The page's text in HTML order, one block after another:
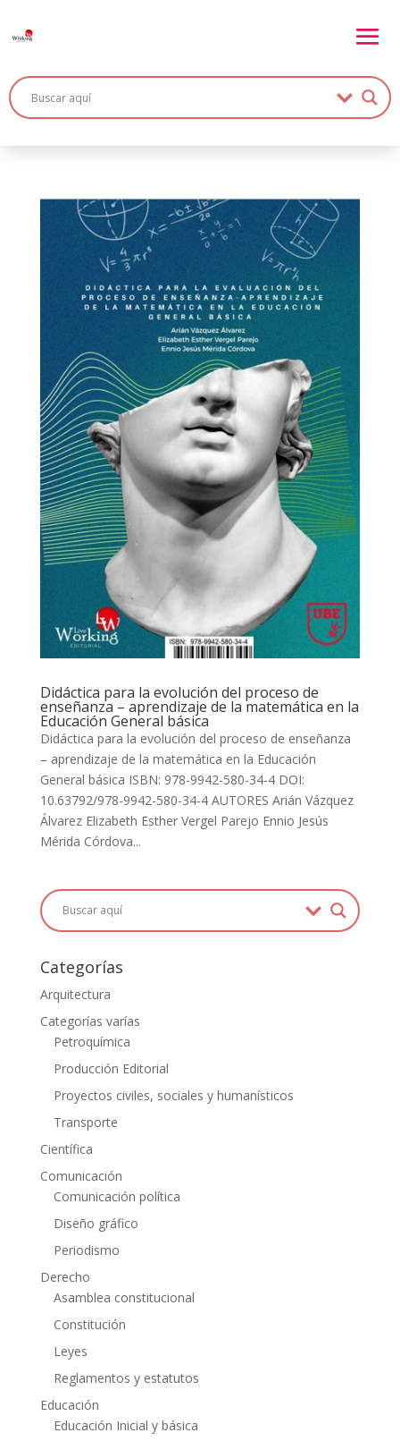
Didáctica para la evolución del proceso de
enseñanza – aprendizaje de la matemática en la
Educación General básica
Didáctica para la evolución del proceso de enseñanza
– aprendizaje de la matemática en la Educación
General básica ISBN: 978-9942-580-34-4 DOI:
10.63792/978-9942-580-34-4 AUTORES Arián Vázquez
Álvarez Elizabeth Esther Vergel Parejo Ennio Jesús
Mérida Córdova...
Categorías
Arquitectura
Categorías varías
Petroquímica
Producción Editorial
Proyectos civiles, sociales y humanísticos
Transporte
Científica
Comunicación
Comunicación política
Diseño gráfico
Periodismo
Derecho
Asamblea constitucional
Constitución
Leyes
Reglamentos y estatutos
Educación
Educación Inicial y básica